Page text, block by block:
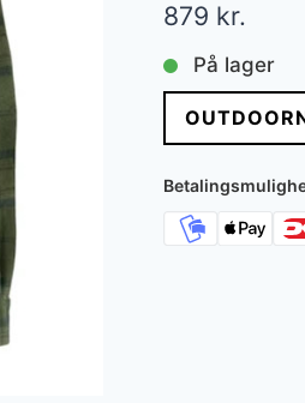
879 kr.
På lager